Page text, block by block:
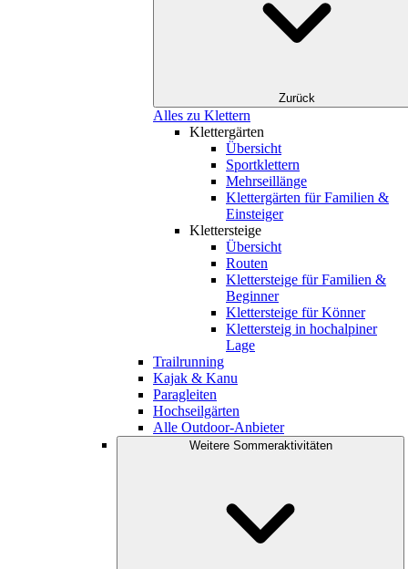
Zurück
Alles zu Klettern
Klettergärten
Übersicht
Sportklettern
Mehrseillänge
Klettergärten für Familien &
Einsteiger
Klettersteige
Übersicht
Routen
Klettersteige für Familien &
Beginner
Klettersteige für Könner
Klettersteig in hochalpiner
Lage
Trailrunning
Kajak & Kanu
Paragleiten
Hochseilgärten
Alle Outdoor-Anbieter
Weitere Sommeraktivitäten